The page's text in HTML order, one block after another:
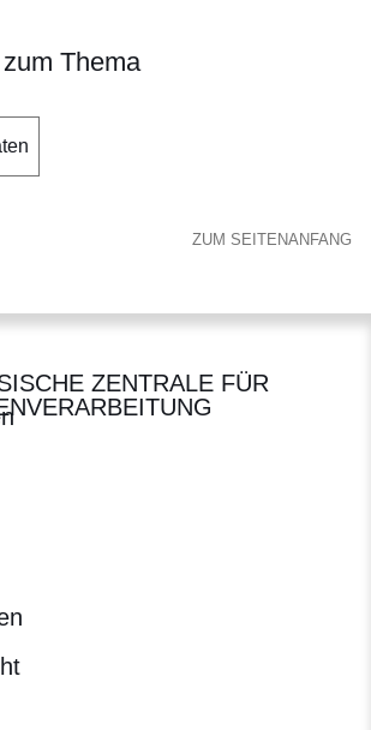
Thema
ZUM SEITENANFANG
ZENTRALE FÜR